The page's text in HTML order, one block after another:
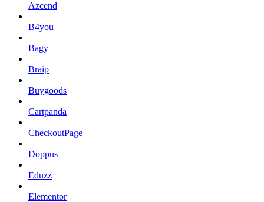
Azcend
B4you
Bagy
Braip
Buygoods
Cartpanda
CheckoutPage
Doppus
Eduzz
Elementor